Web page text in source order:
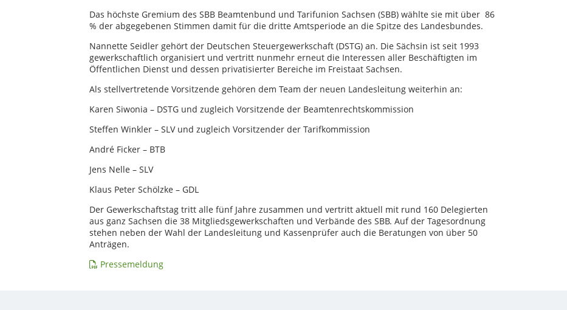
Das höchste Gremium des SBB Beamtenbund und Tarifunion Sachsen (SBB) wählte sie mit über 86
% der abgegebenen Stimmen damit für die dritte Amtsperiode an die Spitze des Landesbundes.
Nannette Seidler gehört der Deutschen Steuergewerkschaft (DSTG) an. Die Sächsin ist seit 1993
gewerkschaftlich organisiert und vertritt nunmehr erneut die Interessen aller Beschäftigten im
Öffentlichen Dienst und dessen privatisierter Bereiche im Freistaat Sachsen.
Als stellvertretende Vorsitzende gehören dem Team der neuen Landesleitung weiterhin an:
Karen Siwonia – DSTG und zugleich Vorsitzende der Beamtenrechtskommission
Steffen Winkler – SLV und zugleich Vorsitzender der Tarifkommission
André Ficker – BTB
Jens Nelle – SLV
Klaus Peter Schölzke – GDL
Der Gewerkschaftstag tritt alle fünf Jahre zusammen und vertritt aktuell mit rund 160 Delegierten
aus ganz Sachsen die 38 Mitgliedsgewerkschaften und Verbände des SBB. Auf der Tagesordnung
stehen neben der Wahl der Landesleitung und Kassenprüfer auch die Beratungen von über 50
Anträgen.
Pressemeldung